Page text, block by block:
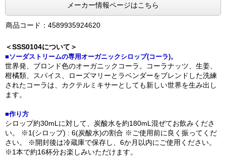
メーカー情報ページはこちら
商品コード：4589935924620
＜SSS0104について＞
■ソーダストリームの専用オーガニックシロップ(コーラ)。
世界発、ブロンド色のオーガニックコーラ。コーラナッツ、生姜、
柑橘類、スパイス、ローズマリーとラベンダーをブレンドした洗練
されたコーラは、カクテルミキサーとしても新しい世界を生み出し
ます。
■作り方
シロップ約30mLに対して、炭酸水を約180mL混ぜてお飲みくださ
い。 ※1(シロップ) : 6(炭酸水)の割合 ※ご使用前に良く振ってくだ
さい。 ※開封後は冷蔵庫で保存し、6か月以内にご使用ください。
※1本で約16杯分お楽しみいただけます。